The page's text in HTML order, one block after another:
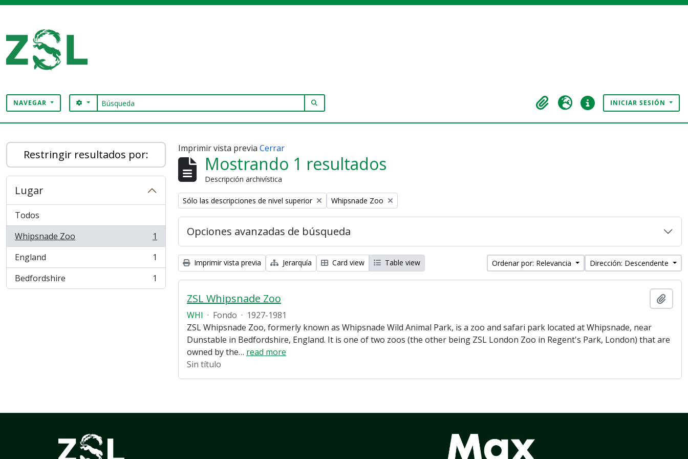
NAVEGAR Búsqueda
SEARCH OPTIONS
Portapapeles
Idioma Enlaces rápidosINICIAR SESIÓN
Restringir resultados por:
Lugar
Todos
Whipsnade Zoo
, 1 resultados
1
England
, 1 resultados
1
Bedfordshire
, 1 resultados 1
Imprimir vista previa Cerrar
Mostrando 1 resultados
Descripción archivística
Remove filter:
Sólo las descripciones de nivel superior Remove filter:
Whipsnade Zoo
Opciones avanzadas de búsqueda
Imprimir vista previa Jerarquía Card view Table view Ordenar por: Relevancia Dirección: Descendente
ZSL Whipsnade Zoo
WHI · Fondo · 1927-1981
ZSL Whipsnade Zoo, formerly known as Whipsnade Wild Animal Park, is a zoo and safari park located at Whipsnade, near
Dunstable in Bedfordshire, England. It is one of two zoos (the other being ZSL London Zoo in Regent's Park, London) that are
owned by the… read more
Sin título